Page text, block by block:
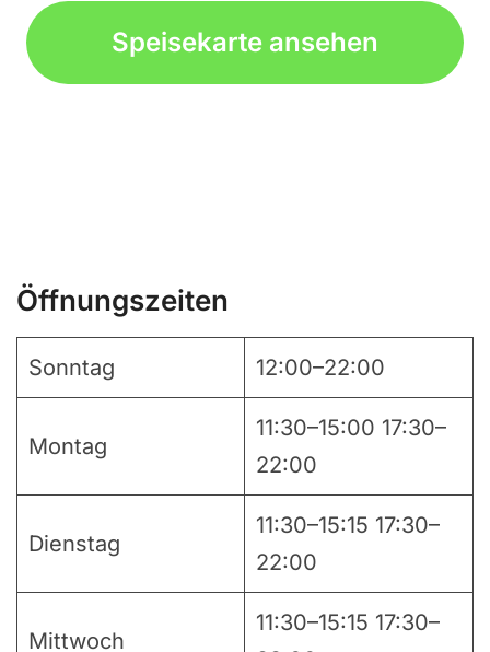
Speisekarte ansehen
Öffnungszeiten
Sonntag 12:00–22:00
Montag
11:30–15:00 17:30–
22:00
Dienstag
11:30–15:15 17:30–
22:00
Mittwoch
11:30–15:15 17:30–